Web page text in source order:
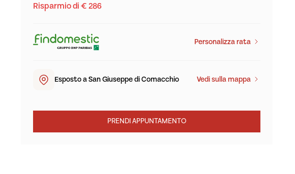
Risparmio di € 286
Personalizza rata
Esposto a San Giuseppe di Comacchio Vedi sulla mappa
PRENDI APPUNTAMENTO